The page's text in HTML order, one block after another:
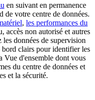
en suivant en permanence
de votre centre de données.
, les performances du
accès non autorisé et autres
les données de supervision
bord clairs pour identifier les
Vue d'ensemble dont vous
du centre de données et
et la sécurité.